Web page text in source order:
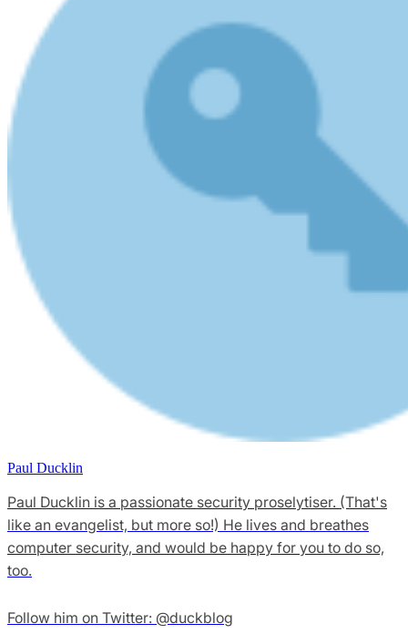
Paul Ducklin
Paul Ducklin is a passionate security proselytiser. (That's
like an evangelist, but more so!) He lives and breathes
computer security, and would be happy for you to do so,
too.
Follow him on Twitter: @duckblog